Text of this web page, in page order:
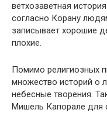
ветхозаветная
согласно Корану
записывает хорошие
плохие.
Помимо религиозных
множество историй о
небесные творения.
Мишель Капорале для